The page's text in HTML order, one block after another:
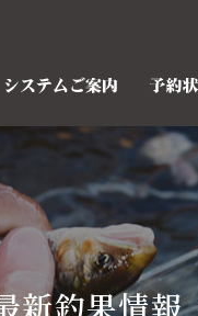
新釣果情報